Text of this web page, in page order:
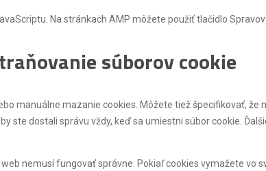
Na stránkach AMP môžete použiť tlačidlo
súborov cookie
manuálne mazanie cookies. Môžete tiež špecifikovať,
ste dostali správu vždy, keď sa umiestni súbor cookie.
nemusí fungovať správne. Pokiaľ cookies vymažete vo